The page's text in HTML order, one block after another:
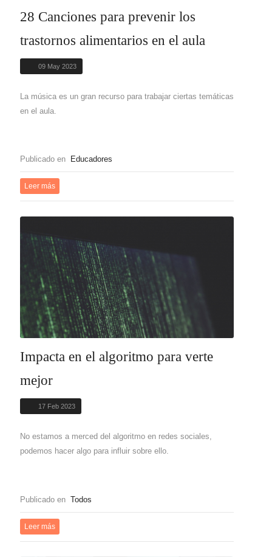
28 Canciones para prevenir los
trastornos alimentarios en el aula
09 May 2023
La música es un gran recurso para trabajar ciertas temáticas
en el aula.
Publicado en Educadores
Leer más
Impacta en el algoritmo para verte
mejor
17 Feb 2023
No estamos a merced del algoritmo en redes sociales,
podemos hacer algo para influir sobre ello.
Publicado en Todos
Leer más